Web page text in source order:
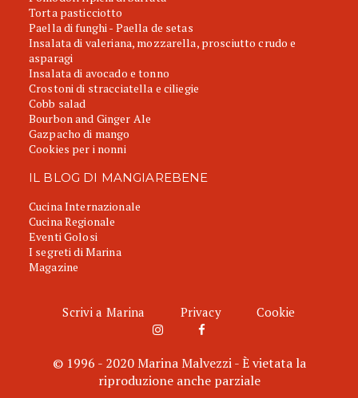
Torta pasticciotto
Paella di funghi - Paella de setas
Insalata di valeriana, mozzarella, prosciutto crudo e
asparagi
Insalata di avocado e tonno
Crostoni di stracciatella e ciliegie
Cobb salad
Bourbon and Ginger Ale
Gazpacho di mango
Cookies per i nonni
IL BLOG DI MANGIAREBENE
Cucina Internazionale
Cucina Regionale
Eventi Golosi
I segreti di Marina
Magazine
Scrivi a Marina Privacy Cookie
© 1996 - 2020 Marina Malvezzi - È vietata la
riproduzione anche parziale